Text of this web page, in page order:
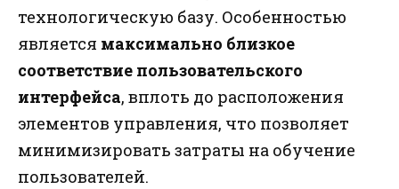
технологическую базу. Особенностью
является максимально близкое
соответствие пользовательского
интерфейса, вплоть до расположения
элементов управления, что позволяет
минимизировать затраты на обучение
пользователей.